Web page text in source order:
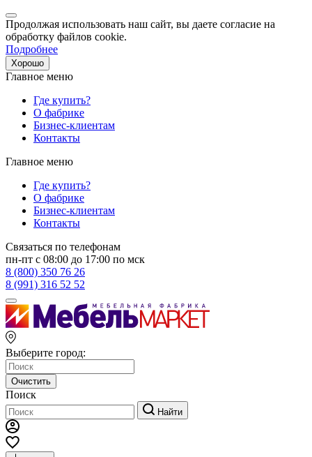
Продолжая использовать наш сайт, вы даете согласие на
обработку файлов cookie.
Подробнее
Хорошо
Главное меню
Где купить?
О фабрике
Бизнес-клиентам
Контакты
Главное меню
Где купить?
О фабрике
Бизнес-клиентам
Контакты
Связаться по телефонам
пн-пт с 08:00 до 17:00 по мск
8 (800) 350 76 26
8 (991) 316 52 52
Выберите город:
Очистить
Поиск
Найти